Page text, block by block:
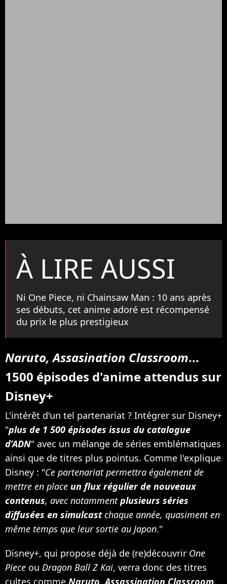
À LIRE AUSSI
Ni One Piece, ni Chainsaw Man : 10 ans après
ses débuts, cet anime adoré est récompensé
du prix le plus prestigieux
Naruto, Assasination Classroom...
1500 épisodes d'anime attendus sur
Disney+
L'intérêt d'un tel partenariat ? Intégrer sur Disney+
"plus de 1 500 épisodes issus du catalogue
d’ADN" avec un mélange de séries emblématiques
ainsi que de titres plus pointus. Comme l'explique
Disney : "Ce partenariat permettra également de
mettre en place un flux régulier de nouveaux
contenus, avec notammentplusieurs séries
diffusées en simulcastchaque année, quasiment en
même temps que leur sortie au Japon."
Disney+, qui propose déjà de (re)découvrir One
Piece ou Dragon Ball Z Kai, verra donc des titres
cultes comme Naruto,Assassination Classroom